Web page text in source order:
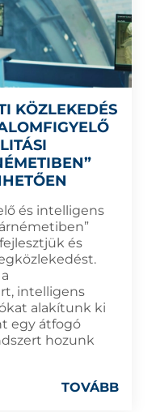
KÖZLEKEDÉS
és intelligens
és
intelligens
alakítunk ki
egy átfogó
hozunk
TOVÁBB